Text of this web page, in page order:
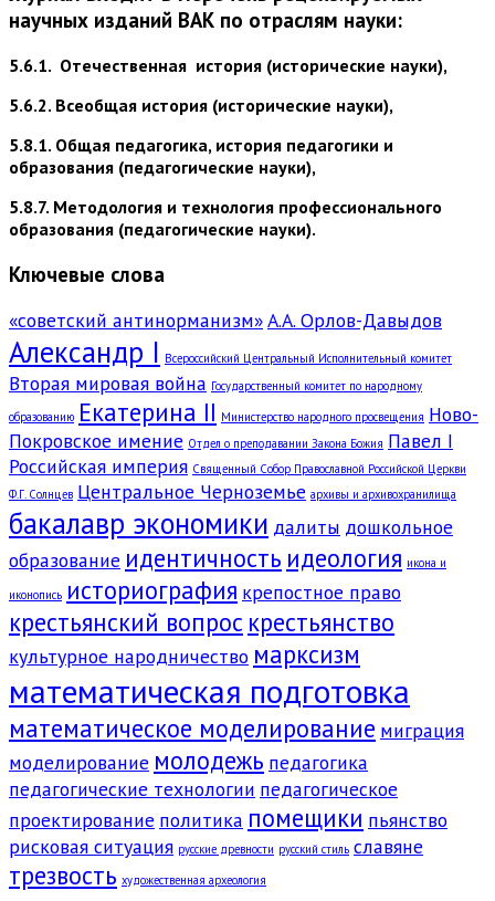
научных изданий ВАК по отраслям науки:
5.6.1. Отечественная история (исторические науки),
5.6.2. Всеобщая история (исторические науки),
5.8.1. Общая педагогика, история педагогики и
образования (педагогические науки),
5.8.7. Методология и технология профессионального
образования (педагогические науки).
Ключевые слова
«советский антинорманизм»А.А. Орлов-Давыдов
Александр I Всероссийский Центральный Исполнительный комитет
Вторая мировая война Государственный комитет по народному
образованию Екатерина II Министерство народного просвещения Ново-
Покровское имение Отдел о преподавании Закона Божия Павел I
Российская империя Священный Собор Православной Российской Церкви
Ф.Г. Солнцев Центральное Черноземье архивы и архивохранилища
бакалавр экономики далиты дошкольное
образование идентичность идеология икона и
иконопись историография крепостное право
крестьянский вопрос крестьянство
культурное народничество марксизм
математическая подготовка
математическое моделирование миграция
моделирование молодежь педагогика
педагогические технологии педагогическое
проектирование политика помещики пьянство
рисковая ситуация русские древности русский стиль славяне
трезвость художественная археология